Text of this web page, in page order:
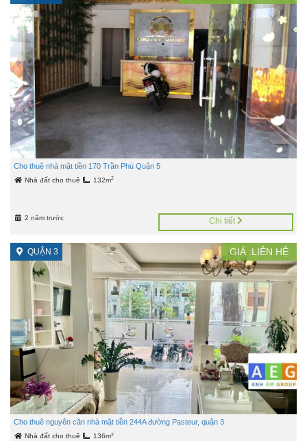
Cho thuê nhà mặt tiền 170 Trần Phú Quận 5
Nhà đất cho thuê 132m2
2 năm trước Chi tiết
QUẬN 3 GIÁ :LIÊN HỆ
Cho thuê nguyên căn nhà mặt tiền 244A đường Pasteur, quận 3
Nhà đất cho thuê 136m2